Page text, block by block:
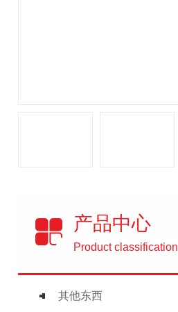
产品中心
Product classification
其他东西